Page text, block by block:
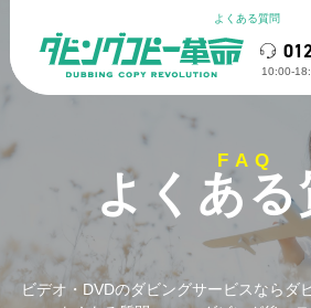
よくある質問
10:00-
FAQ
よくある
ビデオ・DVDのダビングサービスならダ